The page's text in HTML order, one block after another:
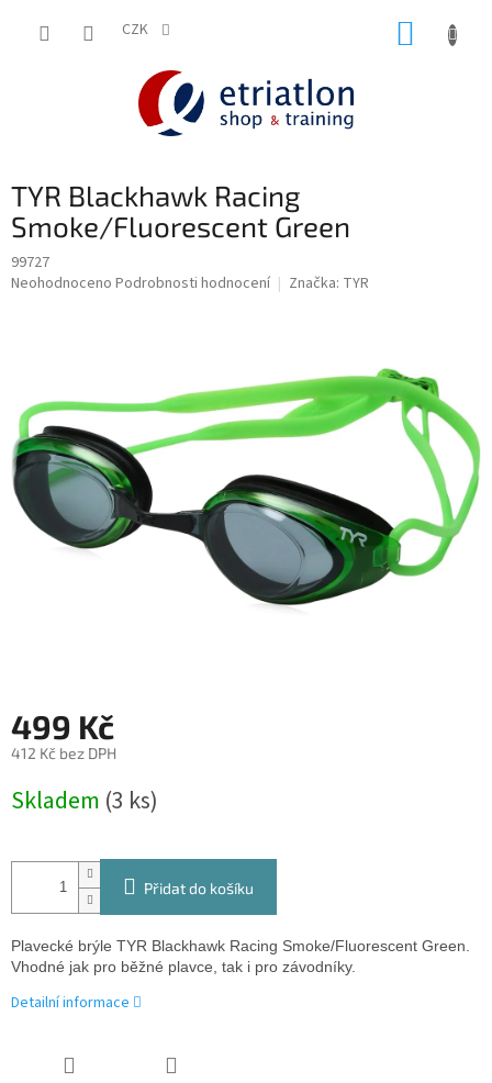
CZK
TYR Blackhawk Racing
Smoke/Fluorescent Green
99727
Průměrné
hvězdiček.
Neohodnoceno Podrobnosti hodnocení Značka: TYR
499 Kč
412 Kč bez DPH
cena:
Skladem (3 ks)
Přidat do košíku
Plavecké brýle TYR Blackhawk Racing Smoke/Fluorescent Green.
Vhodné jak pro běžné plavce, tak i pro závodníky.
Detailní informace
shop.etriatlon.cz - Chat